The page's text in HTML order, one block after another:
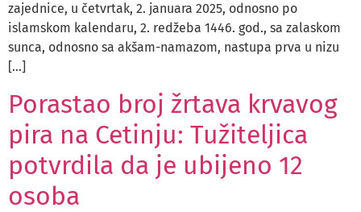
zajednice, u četvrtak, 2. januara 2025, odnosno po
islamskom kalendaru, 2. redžeba 1446. god., sa zalaskom
sunca, odnosno sa akšam-namazom, nastupa prva u nizu
[…]
Porastao broj žrtava krvavog
pira na Cetinju: Tužiteljica
potvrdila da je ubijeno 12
osoba